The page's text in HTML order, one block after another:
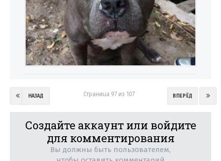
НАЗАД ВПЕРЁД
Страница 97 из 107
Создайте аккаунт или войдите
для комментирования
Вы должны быть пользователем,